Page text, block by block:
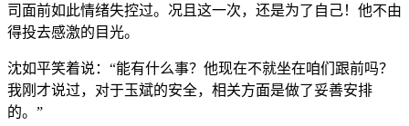
司面前如此情绪失控过。况且这一次，还是为了自己！他不由
得投去感激的目光。
沈如平笑着说：“能有什么事？他现在不就坐在咱们跟前吗？
我刚才说过，对于玉斌的安全，相关方面是做了妥善安排
的。”